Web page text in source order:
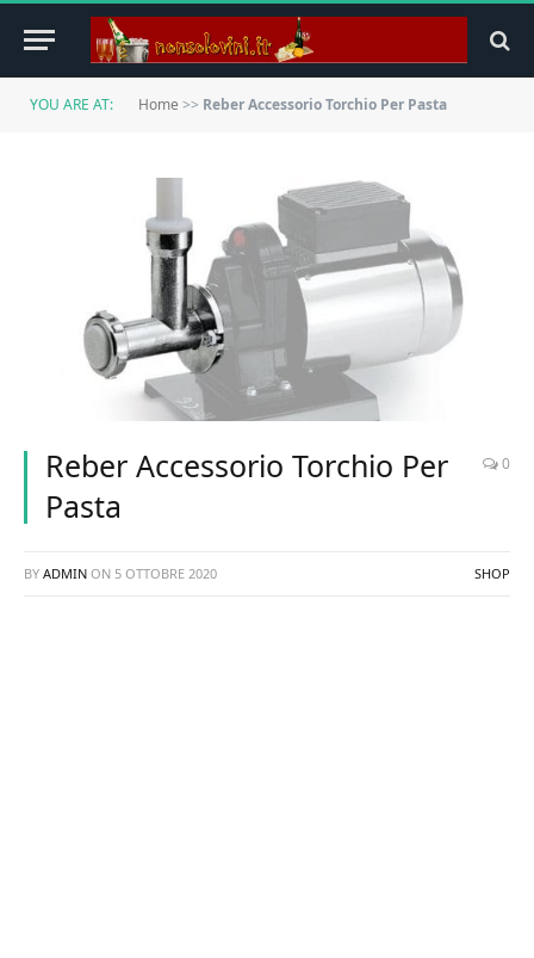
YOU ARE AT: Home >> Reber Accessorio Torchio Per Pasta
Reber Accessorio Torchio Per
Pasta
0
BY ADMIN ON 5 OTTOBRE 2020 SHOP